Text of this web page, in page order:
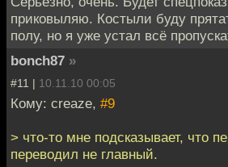
приковыляю. Костыли буду
полу, но я уже устал всё
bonch87 »
#11 | 10.11.10 00:05
Кому: creaze, #9
> что-то мне подсказывает, что
переводил не главный.